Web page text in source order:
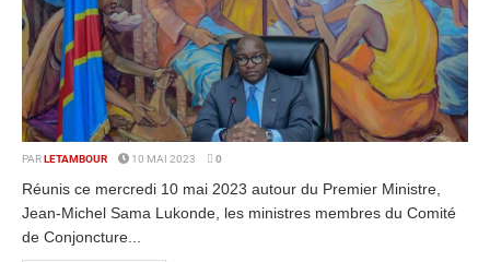
PAR LETAMBOUR 10 MAI 2023 0
Réunis ce mercredi 10 mai 2023 autour du Premier Ministre,
Jean-Michel Sama Lukonde, les ministres membres du Comité
de Conjoncture...